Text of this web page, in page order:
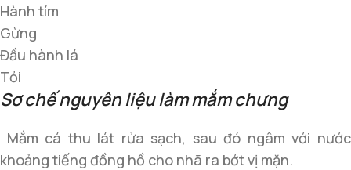
Hành tím
Gừng
Đầu hành lá
Tỏi
Sơ chế nguyên liệu làm mắm chưng
Mắm cá thu lát rửa sạch, sau đó ngâm với nước
khoảng tiếng đồng hồ cho nhã ra bớt vị mặn.